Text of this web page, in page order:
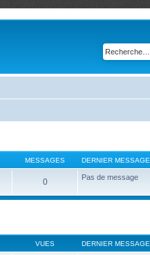
MESSAGES DERNIER MESSAGE
0 Pas de message
VUES DERNIER MESSAGE